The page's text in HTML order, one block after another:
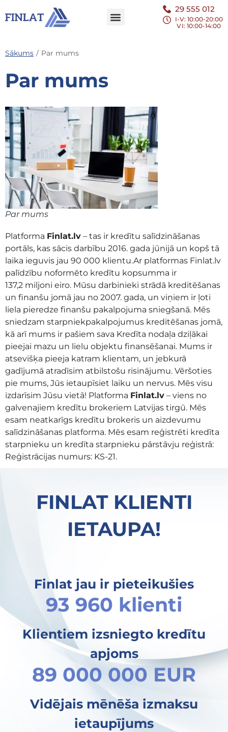
29 555 012
I-V: 10:00-20:00
VI: 10:00-14:00
Sākums / Par mums
Par mums
Par mums
Platforma Finlat.lv – tas ir kredītu salīdzināšanas
portāls, kas sācis darbību 2016. gada jūnijā un kopš tā
laika ieguvis jau 90 000 klientu.Ar platformas Finlat.lv
palīdzību noformēto kredītu kopsumma ir
137,2 miljoni eiro. Mūsu darbinieki strādā kreditēšanas
un finanšu jomā jau no 2007. gada, un viņiem ir ļoti
liela pieredze finanšu pakalpojuma sniegšanā. Mēs
sniedzam starpniekpakalpojumus kreditēšanas jomā,
kā arī mums ir pašiem sava Kredīta nodaļa dziļākai
pieejai mazu un lielu objektu finansēšanai. Mums ir
atsevišķa pieeja katram klientam, un jebkurā
gadījumā atradīsim atbilstošu risinājumu. Vēršoties
pie mums, Jūs ietaupīsiet laiku un nervus. Mēs visu
izdarīsim Jūsu vietā! Platforma Finlat.lv – viens no
galvenajiem kredītu brokeriem Latvijas tirgū. Mēs
esam neatkarīgs kredītu brokeris un aizdevumu
salīdzināšanas platforma. Mēs esam reģistrēti kredīta
starpnieku un kredīta starpnieku pārstāvju reģistrā:
Reģistrācijas numurs: KS-21.
FINLAT KLIENTI
IETAUPA!
Finlat jau ir pieteikušies
93 960 klienti
Klientiem izsniegto kredītu
apjoms
89 000 000 EUR
Vidējais mēnēša izmaksu
ietaupījums